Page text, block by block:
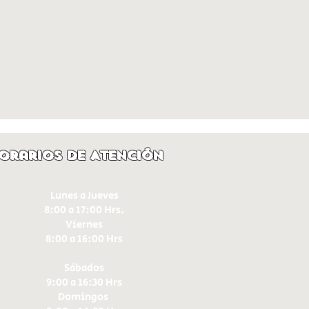
de Atención
Lunes a Jueves
8:00 a 17:00 Hrs.
Viernes
8:00 a 16:00 Hrs​
Sábados
9:00 a 16:30 Hrs
Domingos